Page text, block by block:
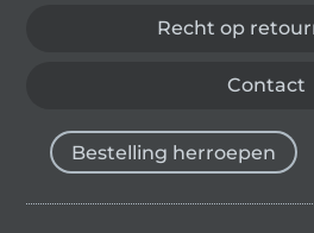
Recht op
Contact
Bestelling herroepen